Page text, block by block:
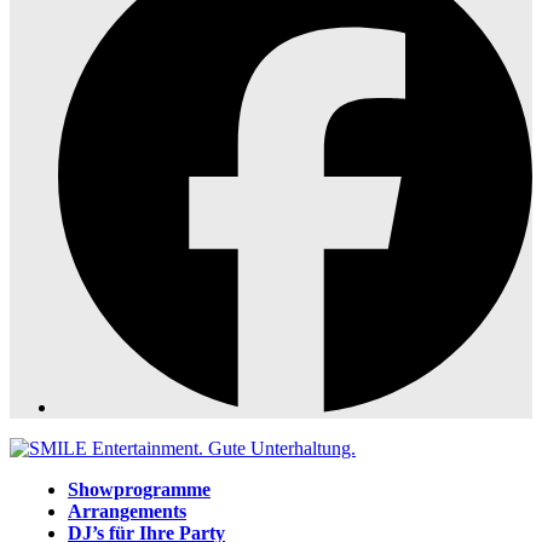
Showprogramme
Arrangements
DJ’s für Ihre Party